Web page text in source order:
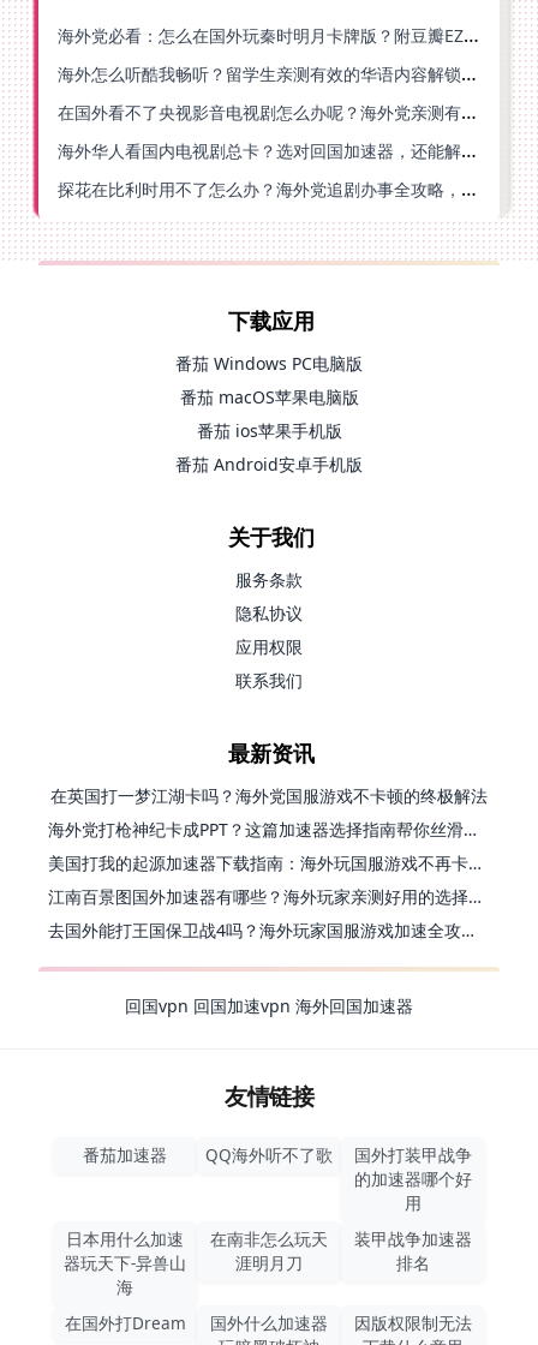
海外党必看：怎么在国外玩秦时明月卡牌版？附豆瓣EZCast地区限制破解法
海外怎么听酷我畅听？留学生亲测有效的华语内容解锁指南
在国外看不了央视影音电视剧怎么办呢？海外党亲测有效的回国加速方案
海外华人看国内电视剧总卡？选对回国加速器，还能解决菲律宾打不开反诈中心的问题
探花在比利时用不了怎么办？海外党追剧办事全攻略，选对加速器就够了
下载应用
番茄 Windows PC电脑版
番茄 macOS苹果电脑版
番茄 ios苹果手机版
番茄 Android安卓手机版
关于我们
服务条款
隐私协议
应用权限
联系我们
最新资讯
在英国打一梦江湖卡吗？海外党国服游戏不卡顿的终极解法
海外党打枪神纪卡成PPT？这篇加速器选择指南帮你丝滑上分
美国打我的起源加速器下载指南：海外玩国服游戏不再卡的终极方案
江南百景图国外加速器有哪些？海外玩家亲测好用的选择与避坑指南
去国外能打王国保卫战4吗？海外玩家国服游戏加速全攻略（附公主连结幻想江湖实测）
回国vpn 回国加速vpn 海外回国加速器
友情链接
番茄加速器 QQ海外听不了歌
国外打装甲战争
的加速器哪个好
用
日本用什么加速
器玩天下-异兽山
海
在南非怎么玩天
涯明月刀
装甲战争加速器
排名
在国外打Dream
国外什么加速器
因版权限制无法